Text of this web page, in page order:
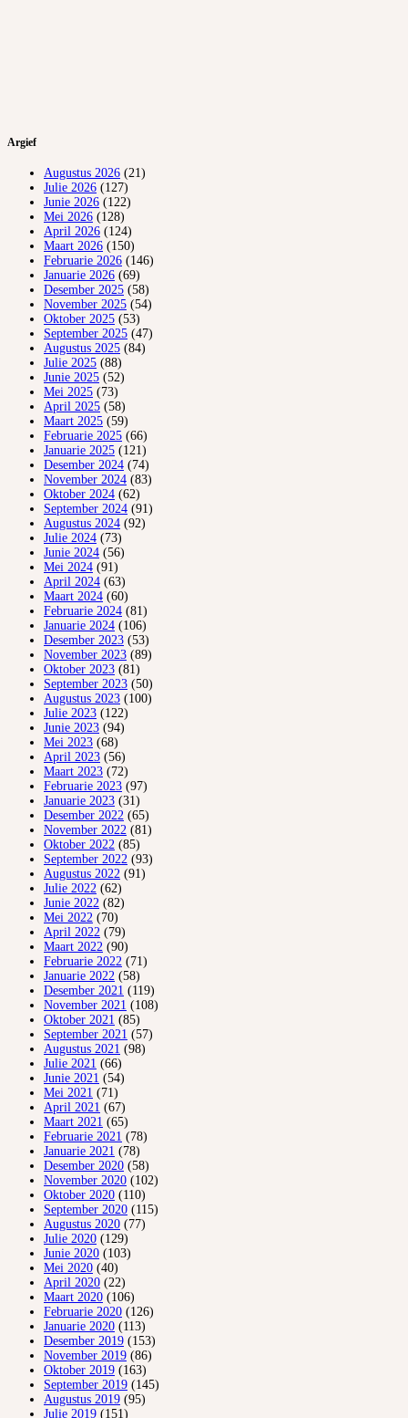
Argief
Augustus 2026 (21)
Julie 2026 (127)
Junie 2026 (122)
Mei 2026 (128)
April 2026 (124)
Maart 2026 (150)
Februarie 2026 (146)
Januarie 2026 (69)
Desember 2025 (58)
November 2025 (54)
Oktober 2025 (53)
September 2025 (47)
Augustus 2025 (84)
Julie 2025 (88)
Junie 2025 (52)
Mei 2025 (73)
April 2025 (58)
Maart 2025 (59)
Februarie 2025 (66)
Januarie 2025 (121)
Desember 2024 (74)
November 2024 (83)
Oktober 2024 (62)
September 2024 (91)
Augustus 2024 (92)
Julie 2024 (73)
Junie 2024 (56)
Mei 2024 (91)
April 2024 (63)
Maart 2024 (60)
Februarie 2024 (81)
Januarie 2024 (106)
Desember 2023 (53)
November 2023 (89)
Oktober 2023 (81)
September 2023 (50)
Augustus 2023 (100)
Julie 2023 (122)
Junie 2023 (94)
Mei 2023 (68)
April 2023 (56)
Maart 2023 (72)
Februarie 2023 (97)
Januarie 2023 (31)
Desember 2022 (65)
November 2022 (81)
Oktober 2022 (85)
September 2022 (93)
Augustus 2022 (91)
Julie 2022 (62)
Junie 2022 (82)
Mei 2022 (70)
April 2022 (79)
Maart 2022 (90)
Februarie 2022 (71)
Januarie 2022 (58)
Desember 2021 (119)
November 2021 (108)
Oktober 2021 (85)
September 2021 (57)
Augustus 2021 (98)
Julie 2021 (66)
Junie 2021 (54)
Mei 2021 (71)
April 2021 (67)
Maart 2021 (65)
Februarie 2021 (78)
Januarie 2021 (78)
Desember 2020 (58)
November 2020 (102)
Oktober 2020 (110)
September 2020 (115)
Augustus 2020 (77)
Julie 2020 (129)
Junie 2020 (103)
Mei 2020 (40)
April 2020 (22)
Maart 2020 (106)
Februarie 2020 (126)
Januarie 2020 (113)
Desember 2019 (153)
November 2019 (86)
Oktober 2019 (163)
September 2019 (145)
Augustus 2019 (95)
Julie 2019 (151)